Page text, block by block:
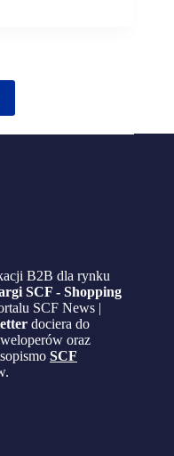
B2B dla rynku
SCF - Shopping
SCF News |
dociera do
oraz
SCF